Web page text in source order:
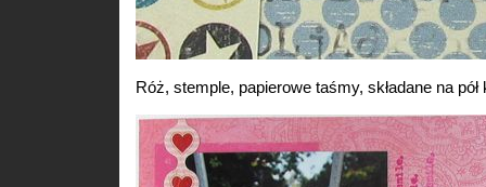
Róż, stemple, papierowe taśmy, składane na